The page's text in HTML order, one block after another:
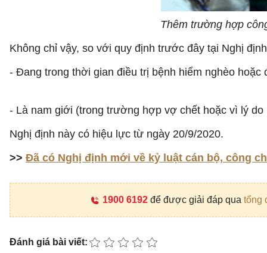
Thêm trường hợp
Không chỉ vậy, so với quy định trước đây tại Nghị
- Đang trong thời gian điều trị bệnh hiểm nghèo hoặc
- Là nam giới (trong trường hợp vợ chết hoặc vì lý
Nghị định này có hiệu lực từ ngày 20/9/2020.
>> Đã có Nghị định mới về kỷ luật cán bộ, công
1900 6192để được giải đáp qua tổng
Đánh giá bài viết: